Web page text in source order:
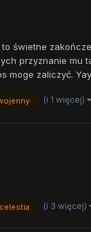
to świetne
przyznanie mu
moge zaliczyć.
(i 1 więcej)
celestia (i 3 więcej)